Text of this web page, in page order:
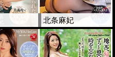
北条麻妃